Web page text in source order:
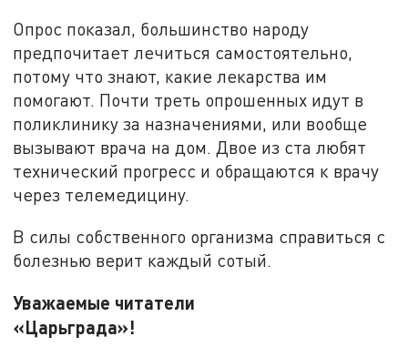
Опрос показал, большинство народу
предпочитает лечиться самостоятельно,
потому что знают, какие лекарства им
помогают. Почти треть опрошенных идут в
поликлинику за назначениями, или вообще
вызывают врача на дом. Двое из ста любят
технический прогресс и обращаются к врачу
через телемедицину.
В силы собственного организма справиться с
болезнью верит каждый сотый.
Уважаемые читатели
«Царьграда»!